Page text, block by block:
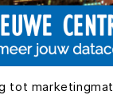
tot